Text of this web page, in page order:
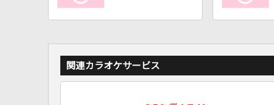
関連カラオケサービス